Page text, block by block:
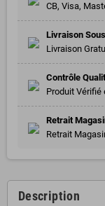
CB, Visa,
Livraison
Livraison
Contrôle
Produit Vérifié
Retrait
Retrait
Description